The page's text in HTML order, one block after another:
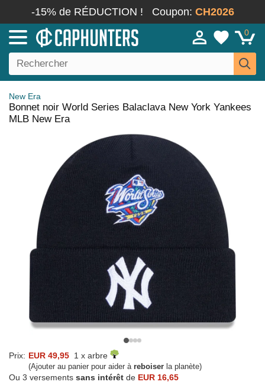
-15% de RÉDUCTION ! Coupon: CH2026
0
New Era
Bonnet noir World Series Balaclava New York Yankees
MLB New Era
Prix: EUR 49,95 1 x arbre
(Ajouter au panier pour aider à reboiser la planète)
Ou 3 versements sans intérêt de EUR 16,65